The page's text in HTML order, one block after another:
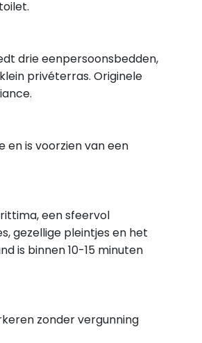
drie eenpersoonsbedden,
privéterras. Originele
en is voorzien van een
een sfeervol
gezellige pleintjes en het
is binnen 10-15 minuten
zonder vergunning